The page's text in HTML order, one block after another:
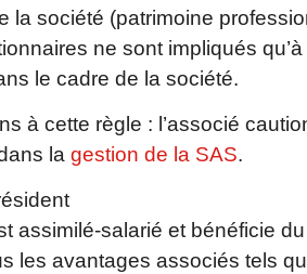
la société (patrimoine
ne sont impliqués
le cadre de la société.
à cette règle : l’associé
la gestion de la SAS.
assimilé-salarié et bénéficie
les avantages associés tels